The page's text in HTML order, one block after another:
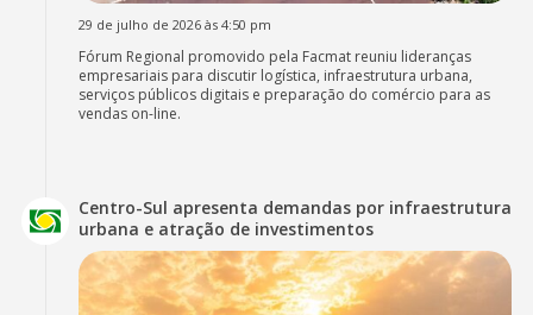
29 de julho de 2026 às 4:50 pm
Fórum Regional promovido pela Facmat reuniu lideranças
empresariais para discutir logística, infraestrutura urbana,
serviços públicos digitais e preparação do comércio para as
vendas on-line.
Centro-Sul apresenta demandas por infraestrutura
urbana e atração de investimentos